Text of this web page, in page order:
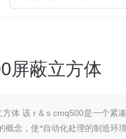
屏蔽立方体
体 该 r & s cmq500是一个紧
念，使*自动化处理的制造环